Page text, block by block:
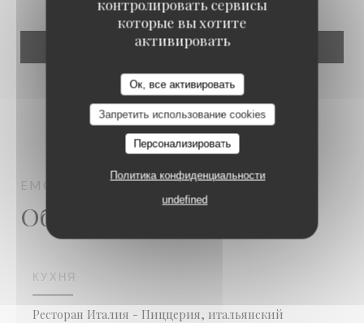
контролировать сервисы
которые вы хотите
активировать
Ок, все активировать
Запретить использование cookies
Персонализировать
Политика конфиденциальности
undefined
EMOZIONI ПИЦЦЕРИЯ BERTRANGE
Общая информация
КУХНЯ
Ресторан Италия - Пиццерия, итальянский
Emozioni